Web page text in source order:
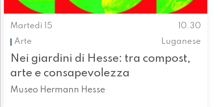
Martedì 15
10.30
Arte
Luganese
Nei giardini di Hesse: tra compost,
arte e consapevolezza
Museo Hermann Hesse